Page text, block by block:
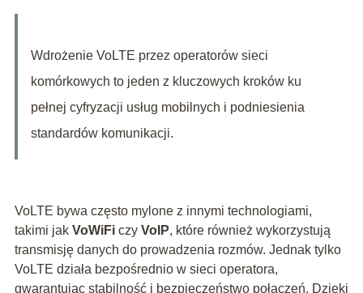
Wdrożenie VoLTE przez operatorów sieci
komórkowych to jeden z kluczowych kroków ku
pełnej cyfryzacji usług mobilnych i podniesienia
standardów komunikacji.
VoLTE bywa często mylone z innymi technologiami,
takimi jak VoWiFiczy VoIP, które również wykorzystują
transmisję danych do prowadzenia rozmów. Jednak tylko
VoLTE działa bezpośrednio w sieci operatora,
gwarantując stabilność i bezpieczeństwo połączeń. Dzięki